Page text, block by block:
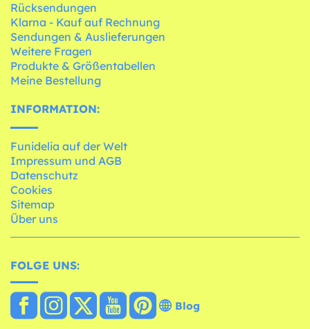
Rücksendungen
Klarna - Kauf auf Rechnung
Sendungen & Auslieferungen
Weitere Fragen
Produkte & Größentabellen
Meine Bestellung
INFORMATION:
Funidelia auf der Welt
Impressum und AGB
Datenschutz
Cookies
Sitemap
Über uns
FOLGE UNS:
Blog